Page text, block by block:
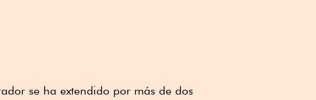
se ha extendido por más de dos